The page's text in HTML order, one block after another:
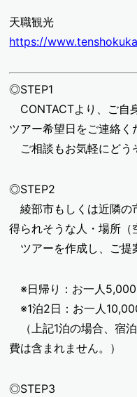
天職観光
https://
◎STEP1
CONTACTより、ご自
ツアー希望日をご連絡く
ご相談もお気軽にどう
◎STEP2
綾部市もしくは近隣の
得られそうな人・場所（
ツアーを作成し、ご提
※日帰り：お一人5,000
※1泊2日：お一人
（上記1泊の場合、宿
費は含まれません。）
◎STEP3